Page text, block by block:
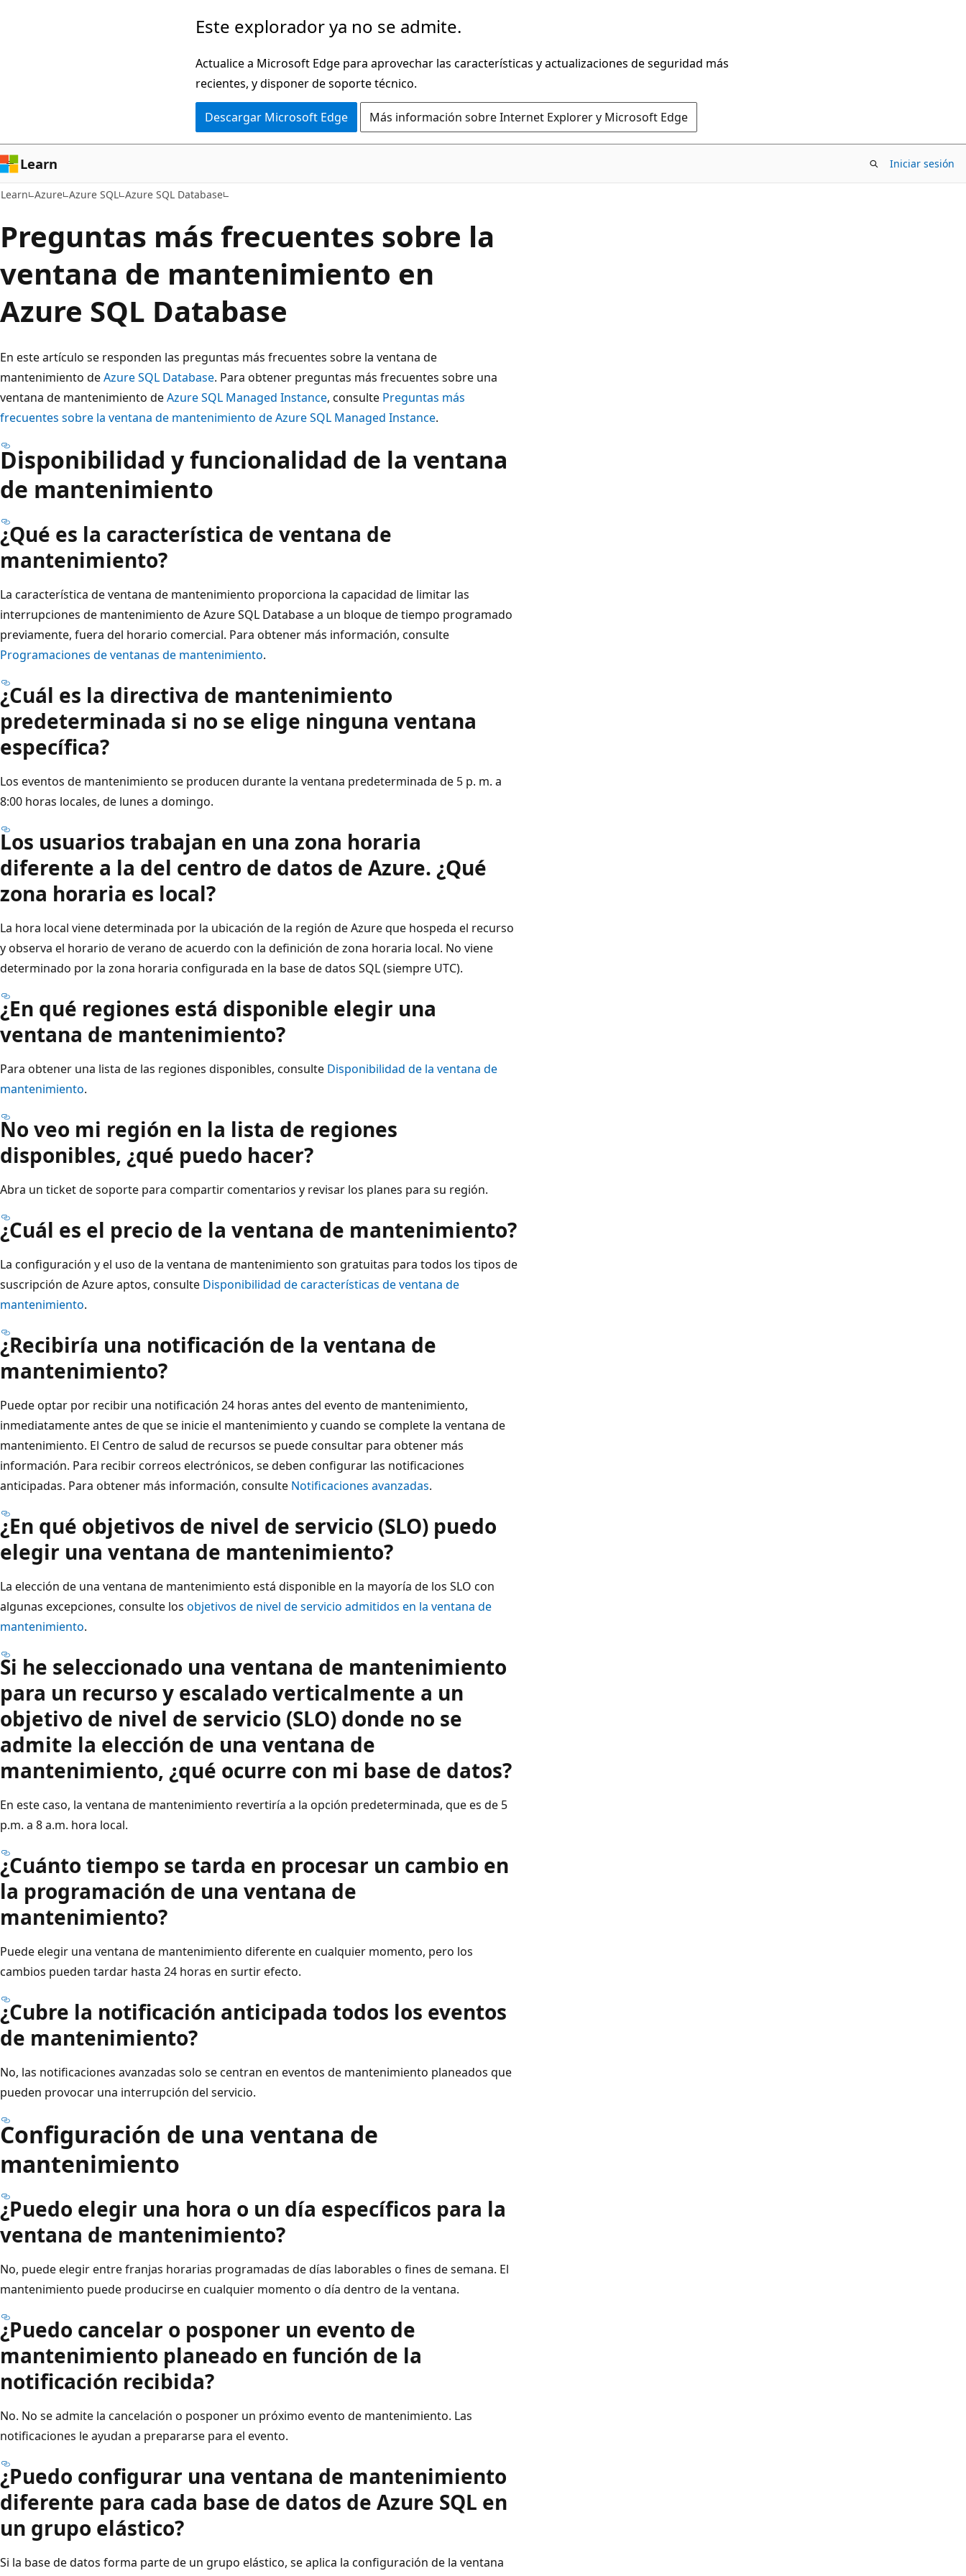
Este explorador ya no se admite.
Actualice a Microsoft Edge para aprovechar las características y actualizaciones de seguridad más
recientes, y disponer de soporte técnico.
Descargar Microsoft Edge Más información sobre Internet Explorer y Microsoft Edge
Learn Iniciar sesión
Learn Azure Azure SQL Azure SQL Database
Preguntas más frecuentes sobre la
ventana de mantenimiento en
Azure SQL Database
En este artículo se responden las preguntas más frecuentes sobre la ventana de
mantenimiento deAzure SQL Database. Para obtener preguntas más frecuentes sobre una
ventana de mantenimiento deAzure SQL Managed Instance, consulte Preguntas más
frecuentes sobre la ventana de mantenimiento de Azure SQL Managed Instance.
Disponibilidad y funcionalidad de la ventana
de mantenimiento
¿Qué es la característica de ventana de
mantenimiento?
La característica de ventana de mantenimiento proporciona la capacidad de limitar las
interrupciones de mantenimiento de Azure SQL Database a un bloque de tiempo programado
previamente, fuera del horario comercial. Para obtener más información, consulte
Programaciones de ventanas de mantenimiento.
¿Cuál es la directiva de mantenimiento
predeterminada si no se elige ninguna ventana
específica?
Los eventos de mantenimiento se producen durante la ventana predeterminada de 5 p. m. a
8:00 horas locales, de lunes a domingo.
Los usuarios trabajan en una zona horaria
diferente a la del centro de datos de Azure. ¿Qué
zona horaria es local?
La hora local viene determinada por la ubicación de la región de Azure que hospeda el recurso
y observa el horario de verano de acuerdo con la definición de zona horaria local. No viene
determinado por la zona horaria configurada en la base de datos SQL (siempre UTC).
¿En qué regiones está disponible elegir una
ventana de mantenimiento?
Para obtener una lista de las regiones disponibles, consulte Disponibilidad de la ventana de
mantenimiento.
No veo mi región en la lista de regiones
disponibles, ¿qué puedo hacer?
Abra un ticket de soporte para compartir comentarios y revisar los planes para su región.
¿Cuál es el precio de la ventana de mantenimiento?
La configuración y el uso de la ventana de mantenimiento son gratuitas para todos los tipos de
suscripción de Azure aptos, consulte Disponibilidad de características de ventana de
mantenimiento.
¿Recibiría una notificación de la ventana de
mantenimiento?
Puede optar por recibir una notificación 24 horas antes del evento de mantenimiento,
inmediatamente antes de que se inicie el mantenimiento y cuando se complete la ventana de
mantenimiento. El Centro de salud de recursos se puede consultar para obtener más
información. Para recibir correos electrónicos, se deben configurar las notificaciones
anticipadas. Para obtener más información, consulte Notificaciones avanzadas.
¿En qué objetivos de nivel de servicio (SLO) puedo
elegir una ventana de mantenimiento?
La elección de una ventana de mantenimiento está disponible en la mayoría de los SLO con
algunas excepciones, consulte los objetivos de nivel de servicio admitidos en la ventana de
mantenimiento.
Si he seleccionado una ventana de mantenimiento
para un recurso y escalado verticalmente a un
objetivo de nivel de servicio (SLO) donde no se
admite la elección de una ventana de
mantenimiento, ¿qué ocurre con mi base de datos?
En este caso, la ventana de mantenimiento revertiría a la opción predeterminada, que es de 5
p.m. a 8 a.m. hora local.
¿Cuánto tiempo se tarda en procesar un cambio en
la programación de una ventana de
mantenimiento?
Puede elegir una ventana de mantenimiento diferente en cualquier momento, pero los
cambios pueden tardar hasta 24 horas en surtir efecto.
¿Cubre la notificación anticipada todos los eventos
de mantenimiento?
No, las notificaciones avanzadas solo se centran en eventos de mantenimiento planeados que
pueden provocar una interrupción del servicio.
Configuración de una ventana de
mantenimiento
¿Puedo elegir una hora o un día específicos para la
ventana de mantenimiento?
No, puede elegir entre franjas horarias programadas de días laborables o fines de semana. El
mantenimiento puede producirse en cualquier momento o día dentro de la ventana.
¿Puedo cancelar o posponer un evento de
mantenimiento planeado en función de la
notificación recibida?
No. No se admite la cancelación o posponer un próximo evento de mantenimiento. Las
notificaciones le ayudan a prepararse para el evento.
¿Puedo configurar una ventana de mantenimiento
diferente para cada base de datos de Azure SQL en
un grupo elástico?
Si la base de datos forma parte de un grupo elástico, se aplica la configuración de la ventana